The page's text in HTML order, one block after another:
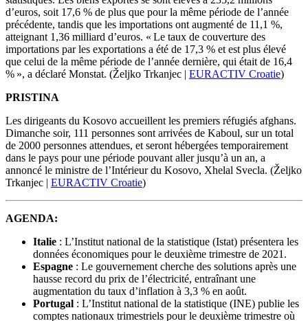
d’euros, soit 17,6 % de plus que pour la même période de l’année
précédente, tandis que les importations ont augmenté de 11,1 %,
atteignant 1,36 milliard d’euros. « Le taux de couverture des
importations par les exportations a été de 17,3 % et est plus élevé
que celui de la même période de l’année dernière, qui était de 16,4
% », a déclaré Monstat. (Željko Trkanjec | EURACTIV Croatie)
PRISTINA
Les dirigeants du Kosovo accueillent les premiers réfugiés afghans.
Dimanche soir, 111 personnes sont arrivées de Kaboul, sur un total
de 2000 personnes attendues, et seront hébergées temporairement
dans le pays pour une période pouvant aller jusqu’à un an, a
annoncé le ministre de l’Intérieur du Kosovo, Xhelal Svecla. (Željko
Trkanjec | EURACTIV Croatie)
AGENDA:
Italie : L’Institut national de la statistique (Istat) présentera les
données économiques pour le deuxième trimestre de 2021.
Espagne : Le gouvernement cherche des solutions après une
hausse record du prix de l’électricité, entraînant une
augmentation du taux d’inflation à 3,3 % en août.
Portugal : L’Institut national de la statistique (INE) publie les
comptes nationaux trimestriels pour le deuxième trimestre où